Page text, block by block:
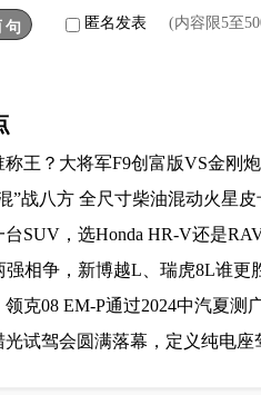
匿名发表 (内容限5至
称王？大将军F9创富版VS金刚
”战八方 全尺寸柴油混动火星
SUV，选Honda HR-V还是
强相争，新博越L、瑞虎8L谁更
克08 EM-P通过2024中汽夏测
试驾会圆满落幕，定义纯电座